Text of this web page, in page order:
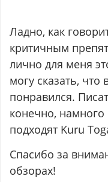
Ладно, как
критичным
лично для меня
могу сказать,
понравился.
конечно,
подходят Kuru
Спасибо за
обзорах!